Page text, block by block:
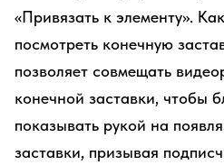
«Привязать к элементу».
посмотреть конечную
позволяет совмещать
конечной заставки, чтобы
показывать рукой на
заставки, призывая